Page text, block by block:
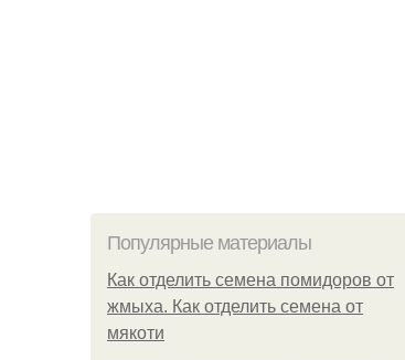
Популярные материалы
Как отделить семена помидоров от
жмыха. Как отделить семена от
мякоти